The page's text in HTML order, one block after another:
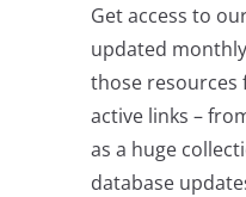
Get access to
updated
those resources
active links –
as a huge
database